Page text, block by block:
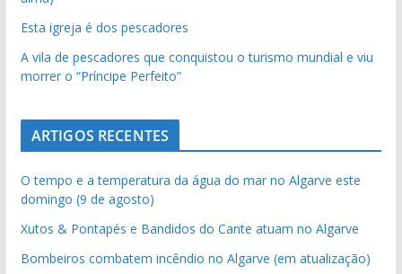
Esta igreja é dos pescadores
A vila de pescadores que conquistou o turismo mundial e viu
morrer o “Príncipe Perfeito”
ARTIGOS RECENTES
O tempo e a temperatura da água do mar no Algarve este
domingo (9 de agosto)
Xutos & Pontapés e Bandidos do Cante atuam no Algarve
Bombeiros combatem incêndio no Algarve (em atualização)